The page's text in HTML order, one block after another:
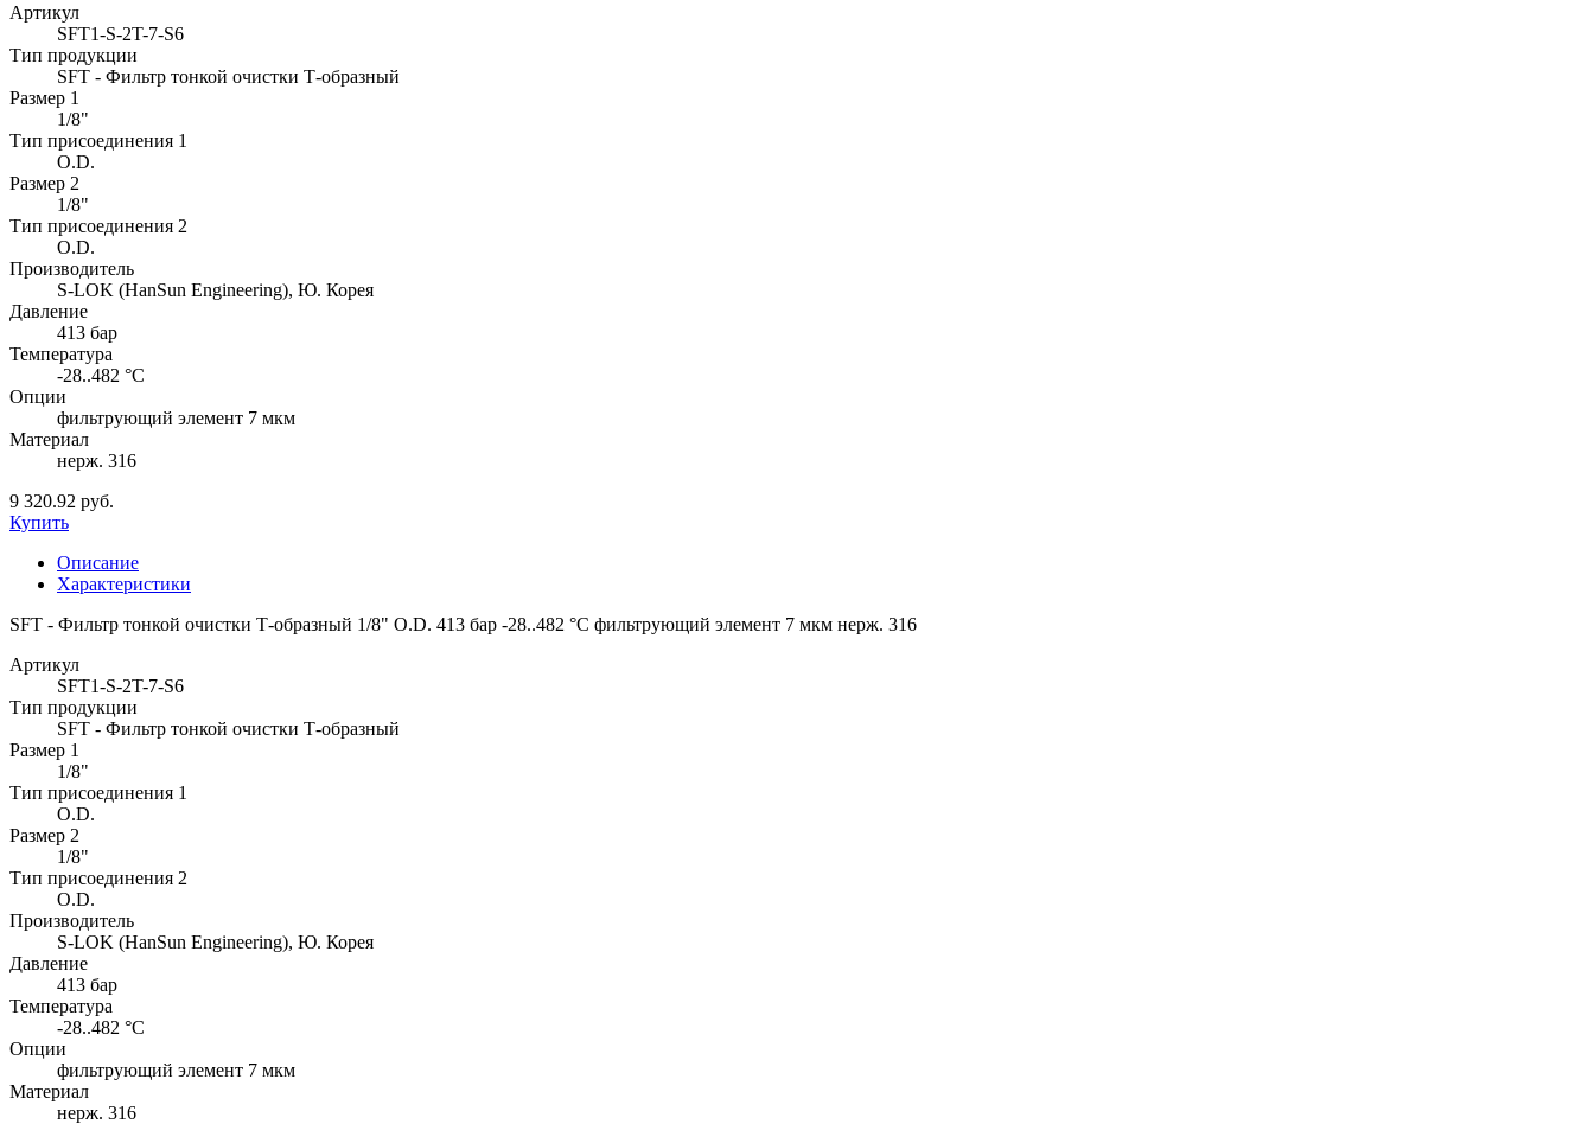
Артикул
SFT1-S-2T-7-S6
Тип продукции
SFT - Фильтр тонкой очистки Т-образный
Размер 1
1/8"
Тип присоединения 1
O.D.
Размер 2
1/8"
Тип присоединения 2
O.D.
Производитель
S-LOK (HanSun Engineering), Ю. Корея
Давление
413 бар
Температура
-28..482 °C
Опции
фильтрующий элемент 7 мкм
Материал
нерж. 316
9 320.92 руб.
Купить
Описание
Характеристики
SFT - Фильтр тонкой очистки Т-образный 1/8" O.D. 413 бар -28..482 °C фильтрующий элемент 7 мкм нерж. 316
Артикул
SFT1-S-2T-7-S6
Тип продукции
SFT - Фильтр тонкой очистки Т-образный
Размер 1
1/8"
Тип присоединения 1
O.D.
Размер 2
1/8"
Тип присоединения 2
O.D.
Производитель
S-LOK (HanSun Engineering), Ю. Корея
Давление
413 бар
Температура
-28..482 °C
Опции
фильтрующий элемент 7 мкм
Материал
нерж. 316